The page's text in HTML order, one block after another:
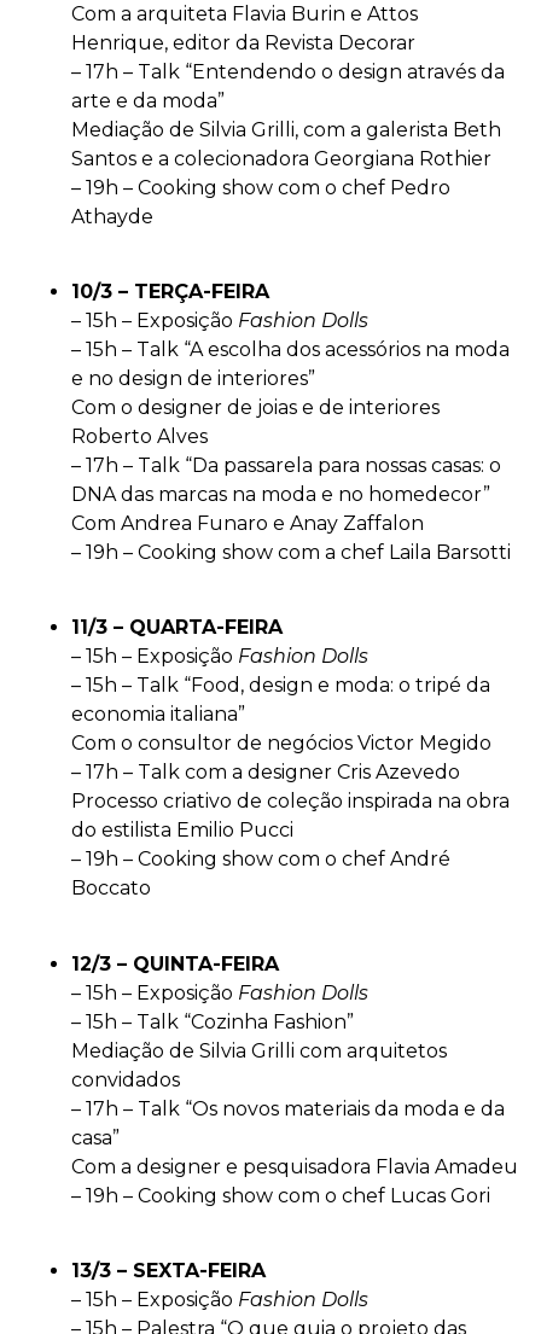
Com a arquiteta Flavia Burin e Attos
Henrique, editor da Revista Decorar
– 17h – Talk “Entendendo o design através da
arte e da moda”
Mediação de Silvia Grilli, com a galerista Beth
Santos e a colecionadora Georgiana Rothier
– 19h – Cooking show com o chef Pedro
Athayde
10/3 – TERÇA-FEIRA
– 15h – Exposição Fashion Dolls
– 15h – Talk “A escolha dos acessórios na moda
e no design de interiores”
Com o designer de joias e de interiores
Roberto Alves
– 17h – Talk “Da passarela para nossas casas: o
DNA das marcas na moda e no homedecor”
Com Andrea Funaro e Anay Zaffalon
– 19h – Cooking show com a chef Laila Barsotti
11/3 – QUARTA-FEIRA
– 15h – Exposição Fashion Dolls
– 15h – Talk “Food, design e moda: o tripé da
economia italiana”
Com o consultor de negócios Victor Megido
– 17h – Talk com a designer Cris Azevedo
Processo criativo de coleção inspirada na obra
do estilista Emilio Pucci
– 19h – Cooking show com o chef André
Boccato
12/3 – QUINTA-FEIRA
– 15h – Exposição Fashion Dolls
– 15h – Talk “Cozinha Fashion”
Mediação de Silvia Grilli com arquitetos
convidados
– 17h – Talk “Os novos materiais da moda e da
casa”
Com a designer e pesquisadora Flavia Amadeu
– 19h – Cooking show com o chef Lucas Gori
13/3 – SEXTA-FEIRA
– 15h – Exposição Fashion Dolls
– 15h – Palestra “O que guia o projeto das